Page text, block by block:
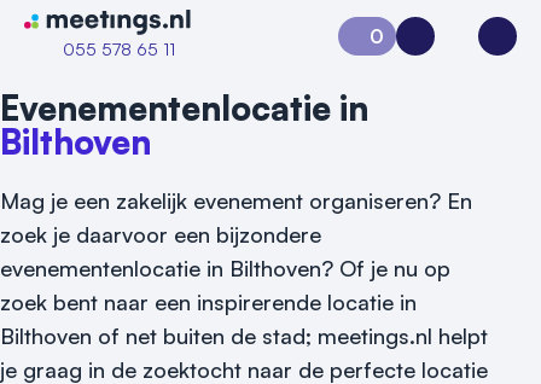
Naar home van Meetings
055 578 65 11
0
Aanvraag 0Inloggen
Evenementenlocatie in
Bilthoven
Mag je een zakelijk evenement organiseren? En
zoek je daarvoor een bijzondere
evenementenlocatie in Bilthoven? Of je nu op
zoek bent naar een inspirerende locatie in
Bilthoven of net buiten de stad; meetings.nl helpt
je graag in de zoektocht naar de perfecte locatie